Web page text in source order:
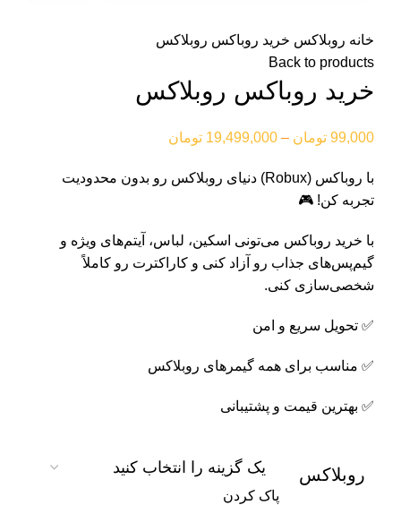
خانه روبلاکس خرید روباکس روبلاکس
Back to products
خرید روباکس روبلاکس
99,000 تومان –
19,499,000 تومان
با روباکس (Robux) دنیای روبلاکس رو بدون محدودیت
تجربه کن! 🎮
با خرید روباکس می‌تونی اسکین، لباس، آیتم‌های ویژه و
گیم‌پس‌های جذاب رو آزاد کنی و کاراکترت رو کاملاً
شخصی‌سازی کنی.
✅ تحویل سریع و امن
✅ مناسب برای همه گیمرهای روبلاکس
✅ بهترین قیمت و پشتیبانی
روبلاکس
پاک کردن